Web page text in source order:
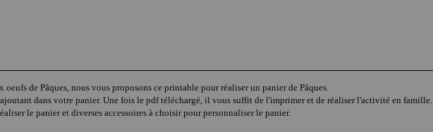
oeufs de Pâques, nous vous proposons ce printable pour réaliser un panier de Pâques.
dans votre panier. Une fois le pdf téléchargé, il vous suffit de l'imprimer et de réaliser l'activité en famille.
le panier et diverses accessoires à choisir pour personnaliser le panier.